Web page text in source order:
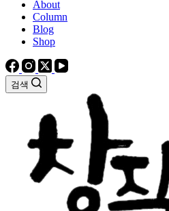
About
Column
Blog
Shop
검색